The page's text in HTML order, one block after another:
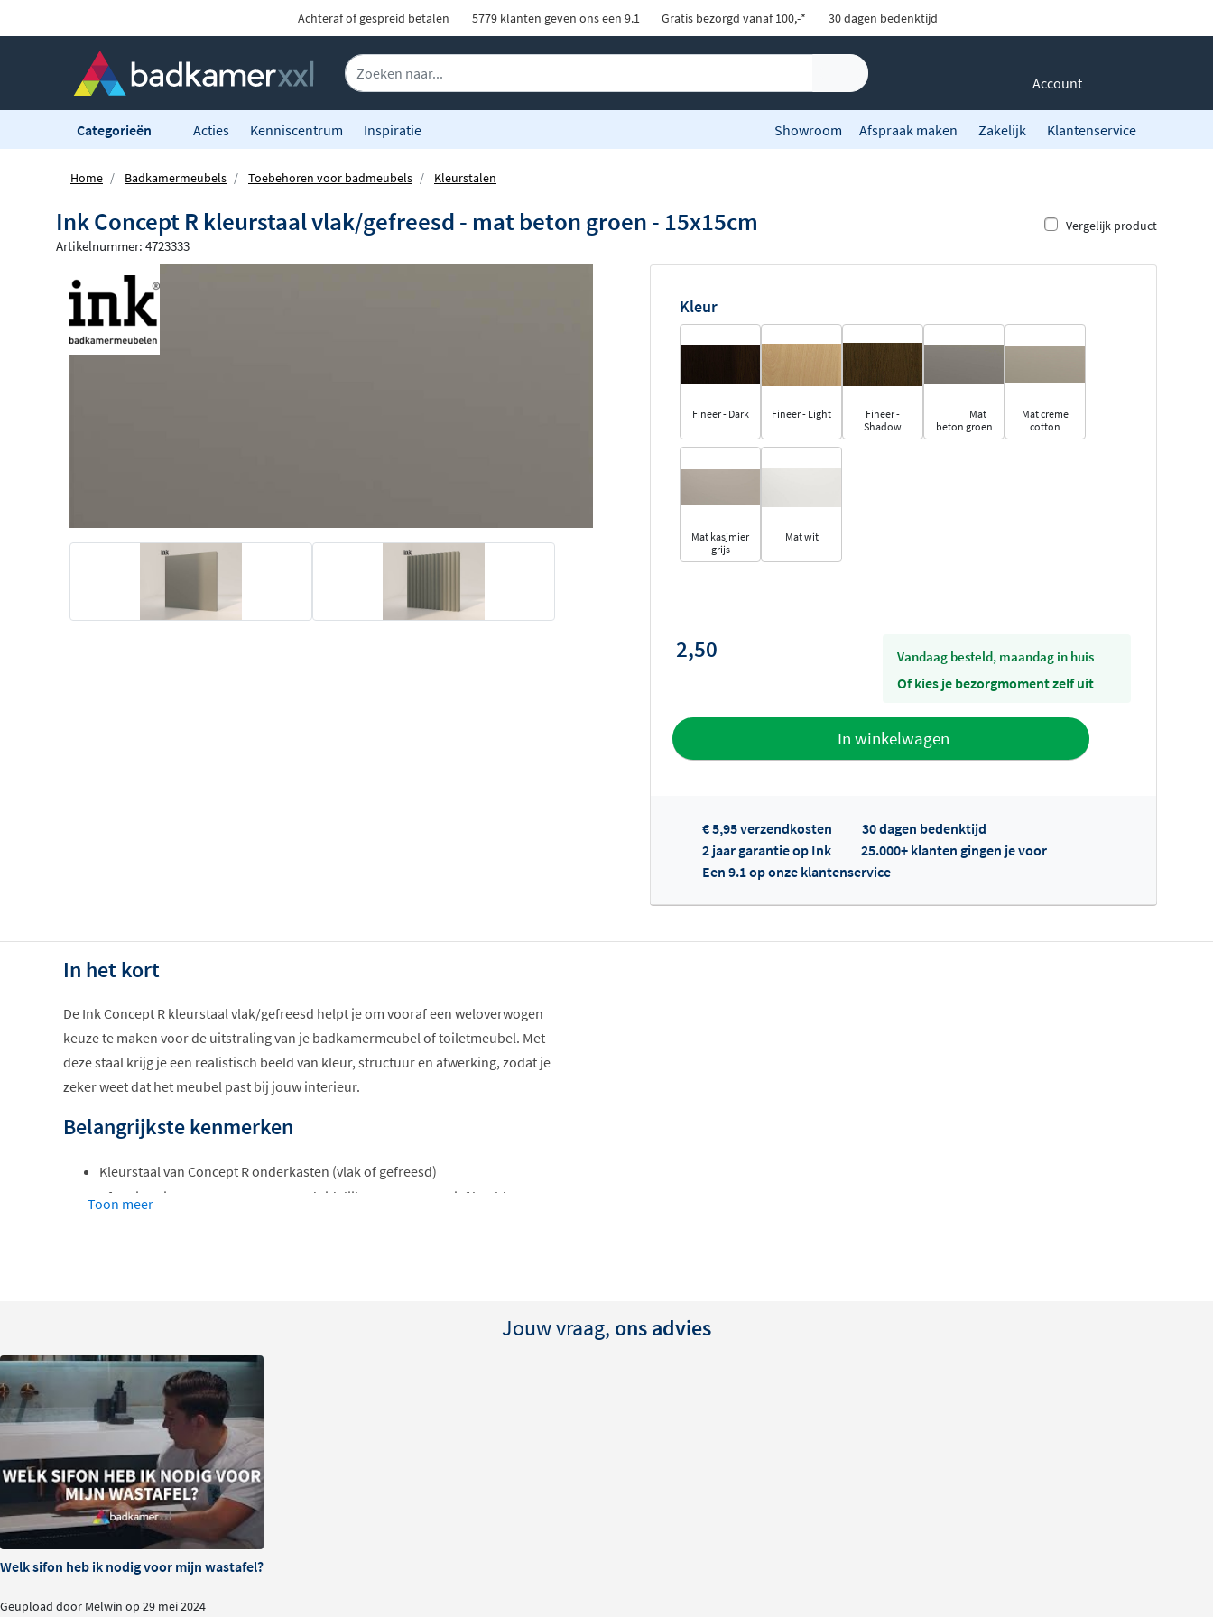
Achteraf of gespreid betalen 5779 klanten geven ons een 9.1 Gratis bezorgd vanaf 100,-* 30 dagen bedenktijd
Account
Categorieën Acties Kenniscentrum Inspiratie Showroom Afspraak maken Zakelijk Klantenservice
Home Badkamermeubels Toebehoren voor badmeubels Kleurstalen
Ink Concept R kleurstaal vlak/gefreesd - mat beton groen - 15x15cm Vergelijk product
Artikelnummer: 4723333
Kleur
Fineer - Dark Fineer - Light
Fineer -
Shadow
Mat
beton groen
Mat creme
cotton
Mat kasjmier
grijs
Mat wit
2,50 vandaag besteld, maandag in huis
Of kies je bezorgmoment zelf uit
In winkelwagen
Toevoegen aan offerte
Offertes ophalen...
€ 5,95 verzendkosten
30 dagen bedenktijd
2 jaar garantie op Ink
25.000+ klanten gingen je voor
Een 9.1 op onze klantenservice
In het kort
De Ink Concept R kleurstaal vlak/gefreesd helpt je om vooraf een weloverwogen
keuze te maken voor de uitstraling van je badkamermeubel of toiletmeubel. Met
deze staal krijg je een realistisch beeld van kleur, structuur en afwerking, zodat je
zeker weet dat het meubel past bij jouw interieur.
Belangrijkste kenmerken
Kleurstaal van Concept R onderkasten (vlak of gefreesd)
Afmeting circa 25 x 15 cm voor een duidelijk en representatief beeld
Kleuren en structuren kunnen op een beeldscherm anders overkomen dan in het
echt. Met deze kleurstaal zie en voel je het materiaal zoals het wordt toegepast op de
onderkast van het badkamermeubel. Je krijgt een goed beeld van zowel de tint als
de afwerking, of je nu kiest voor een strak vlak front of een gefreesde uitvoering met
meer diepte en karakter.
Zekerheid bij het samenstellen van je
badkamermeubel
Twijfel je tussen meerdere kleuren of wil je controleren of een onderkast mooi
tegels? Met deze kleurstaal leg je materialen eenvoudig naast elkaar en zie je direct
Toon meer
Jouw vraag, ons advies
Welk sifon heb ik nodig voor mijn wastafel?
Geüpload door Melwin op 29 mei 2024